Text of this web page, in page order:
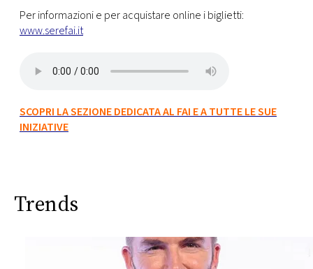
Per informazioni e per acquistare online i biglietti:
www.serefai.it
SCOPRI LA SEZIONE DEDICATA AL FAI E A TUTTE LE SUE
INIZIATIVE
Trends